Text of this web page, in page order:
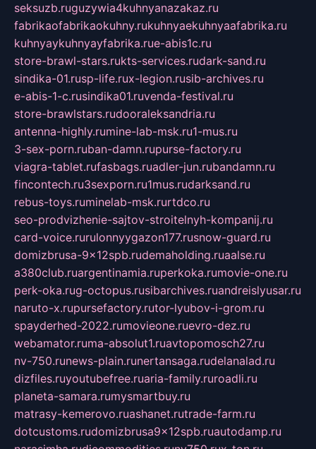
seksuzb.ruguzywia4kuhnyanazakaz.ru
fabrikaofabrikaokuhny.rukuhnyaekuhnyaafabrika.ru
kuhnyaykuhnyayfabrika.rue-abis1c.ru
store-brawl-stars.rukts-services.rudark-sand.ru
sindika-01.rusp-life.rux-legion.rusib-archives.ru
e-abis-1-c.rusindika01.ruvenda-festival.ru
store-brawlstars.rudooraleksandria.ru
antenna-highly.rumine-lab-msk.ru1-mus.ru
3-sex-porn.ruban-damn.rupurse-factory.ru
viagra-tablet.rufasbags.ruadler-jun.rubandamn.ru
fincontech.ru3sexporn.ru1mus.rudarksand.ru
rebus-toys.ruminelab-msk.rurtdco.ru
seo-prodvizhenie-sajtov-stroitelnyh-kompanij.ru
card-voice.rurulonnyygazon177.rusnow-guard.ru
domizbrusa-9x12spb.rudemaholding.ruaalse.ru
a380club.ruargentinamia.ruperkoka.rumovie-one.ru
perk-oka.rug-octopus.rusibarchives.ruandreislyusar.ru
naruto-x.rupursefactory.rutor-lyubov-i-grom.ru
spayderhed-2022.rumovieone.ruevro-dez.ru
webamator.ruma-absolut1.ruavtopomosch27.ru
nv-750.runews-plain.runertansaga.rudelanalad.ru
dizfiles.ruyoutubefree.ruaria-family.ruroadli.ru
planeta-samara.rumysmartbuy.ru
matrasy-kemerovo.ruashanet.rutrade-farm.ru
dotcustoms.rudomizbrusa9x12spb.ruautodamp.ru